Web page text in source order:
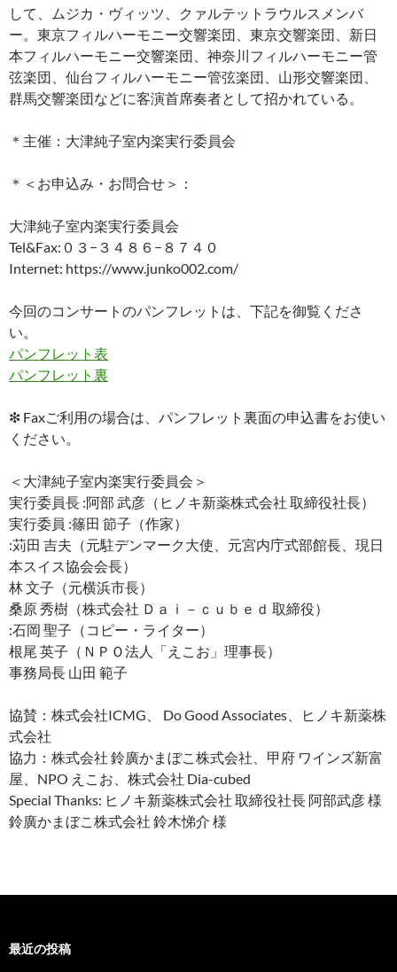
して、ムジカ・ヴィッツ、クァルテットラウルスメンバ
ー。東京フィルハーモニー交響楽団、東京交響楽団、新日
本フィルハーモニー交響楽団、神奈川フィルハーモニー管
弦楽団、仙台フィルハーモニー管弦楽団、山形交響楽団、
群馬交響楽団などに客演首席奏者として招かれている。
＊主催：大津純子室内楽実行委員会
＊＜お申込み・お問合せ＞：
大津純子室内楽実行委員会
Tel&Fax:０３−３４８６−８７４０
Internet: https://www.junko002.com/
今回のコンサートのパンフレットは、下記を御覧くださ
い。
パンフレット表
パンフレット裏
❇︎ Faxご利用の場合は、パンフレット裏面の申込書をお使い
ください。
＜大津純子室内楽実行委員会＞
実行委員長 :阿部 武彦（ヒノキ新薬株式会社 取締役社長）
実行委員 :篠田 節子（作家）
:苅田 吉夫（元駐デンマーク大使、元宮内庁式部館長、現日
本スイス協会会長）
林 文子（元横浜市長）
桑原 秀樹（株式会社 Ｄａｉ－ｃｕｂｅｄ 取締役）
:石岡 聖子（コピー・ライター）
根尾 英子（ＮＰＯ法人「えこお」理事長）
事務局長 山田 範子
協賛：株式会社ICMG、 Do Good Associates、ヒノキ新薬株
式会社
協力：株式会社 鈴廣かまぼこ株式会社、甲府 ワインズ新富
屋、NPO えこお、株式会社 Dia-cubed
Special Thanks: ヒノキ新薬株式会社 取締役社長 阿部武彦 様
鈴廣かまぼこ株式会社 鈴木悌介 様
最近の投稿